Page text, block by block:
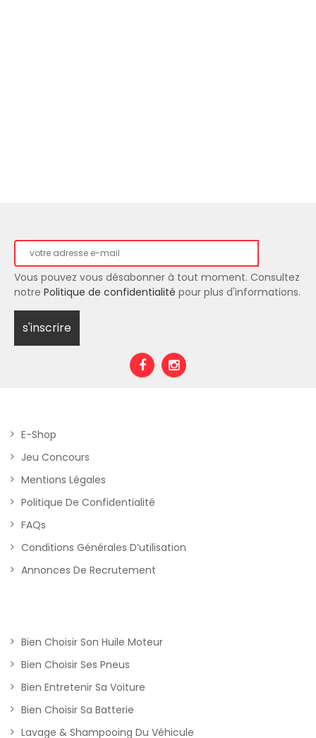
Vous pouvez vous désabonner à tout moment. Consultez
notre Politique de confidentialité pour plus d'informations.
E-Shop
Jeu Concours
Mentions Légales
Politique De Confidentialité
FAQs
Conditions Générales D’utilisation
Annonces De Recrutement
Bien Choisir Son Huile Moteur
Bien Choisir Ses Pneus
Bien Entretenir Sa Voiture
Bien Choisir Sa Batterie
Lavage & Shampooing Du Véhicule